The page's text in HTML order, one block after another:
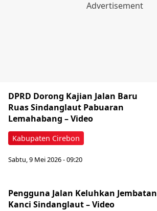
Kabupaten Cirebon
DPRD Dorong Kajian Jalan Baru
Ruas Sindanglaut Pabuaran
Lemahabang – Video
Sabtu, 9 Mei 2026 - 09:20
Pengguna Jalan Keluhkan Jembatan
Kanci Sindanglaut – Video